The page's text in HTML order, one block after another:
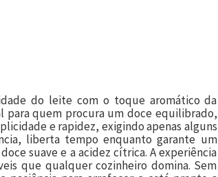
do leite com o toque aromático da
para quem procura um doce equilibrado,
e rapidez, exigindo apenas alguns
liberta tempo enquanto garante um
suave e a acidez cítrica. A experiência
que qualquer cozinheiro domina. Sem